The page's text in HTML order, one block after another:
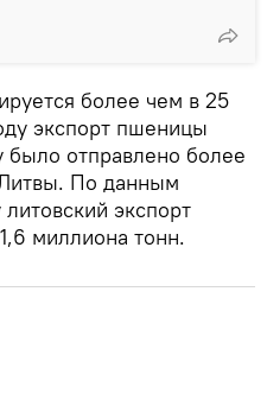
более чем в 25
экспорт пшеницы
было отправлено более
По данным
экспорт
миллиона тонн.